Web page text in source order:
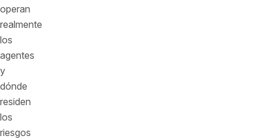
operan
realmente
los
agentes
y
dónde
residen
los
riesgos